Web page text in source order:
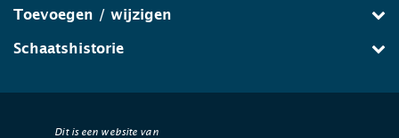
Toevoegen / wijzigen
Schaatshistorie
Dit is een website van